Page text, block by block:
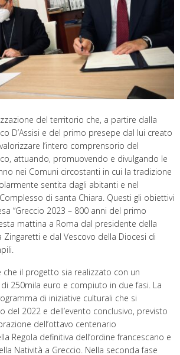
del territorio che, a partire dalla
D’Assisi e del primo presepe dal lui creato
l’intero comprensorio del
attuando, promuovendo e divulgando le
nei Comuni circostanti in cui la tradizione
sentita dagli abitanti e nel
di santa Chiara. Questi gli obiettivi
“Greccio 2023 – 800 anni del primo
mattina a Roma dal presidente della
Zingaretti e dal Vescovo della Diocesi di
il progetto sia realizzato con un
250mila euro e compiuto in due fasi. La
di iniziative culturali che si
del 2022 e dell’evento conclusivo, previsto
dell’ottavo centenario
Regola definitiva dell’ordine francescano e
Natività a Greccio. Nella seconda fase